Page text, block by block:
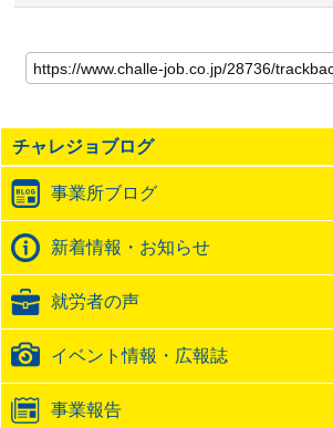
の
記
の
ト
ッ
ク
バ
ッ
URL
チャレジョブログ
事業所ブログ
新着情報・お知らせ
就労者の声
イベント情報・広報誌
事業報告